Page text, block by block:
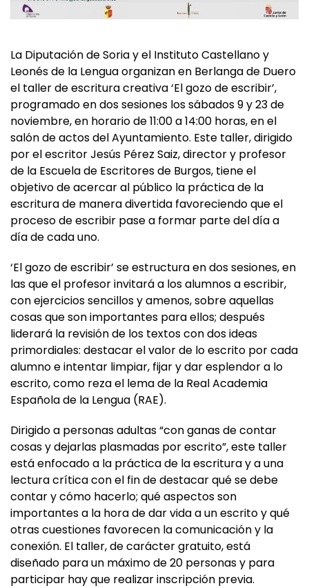
La Diputación de Soria y el Instituto Castellano y
Leonés de la Lengua organizan en Berlanga de Duero
el taller de escritura creativa ‘El gozo de escribir’,
programado en dos sesiones los sábados 9 y 23 de
noviembre, en horario de 11:00 a 14:00 horas, en el
salón de actos del Ayuntamiento. Este taller, dirigido
por el escritor Jesús Pérez Saiz, director y profesor
de la Escuela de Escritores de Burgos, tiene el
objetivo de acercar al público la práctica de la
escritura de manera divertida favoreciendo que el
proceso de escribir pase a formar parte del día a
día de cada uno.
‘El gozo de escribir’ se estructura en dos sesiones, en
las que el profesor invitará a los alumnos a escribir,
con ejercicios sencillos y amenos, sobre aquellas
cosas que son importantes para ellos; después
liderará la revisión de los textos con dos ideas
primordiales: destacar el valor de lo escrito por cada
alumno e intentar limpiar, fijar y dar esplendor a lo
escrito, como reza el lema de la Real Academia
Española de la Lengua (RAE).
Dirigido a personas adultas “con ganas de contar
cosas y dejarlas plasmadas por escrito”, este taller
está enfocado a la práctica de la escritura y a una
lectura crítica con el fin de destacar qué se debe
contar y cómo hacerlo; qué aspectos son
importantes a la hora de dar vida a un escrito y qué
otras cuestiones favorecen la comunicación y la
conexión. El taller, de carácter gratuito, está
diseñado para un máximo de 20 personas y para
participar hay que realizar inscripción previa.